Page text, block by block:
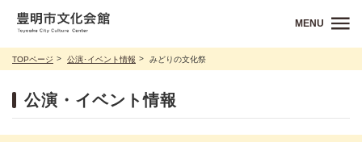
MENU
TOPページ 公演･イベント情報 みどりの文化祭
公演・イベント情報